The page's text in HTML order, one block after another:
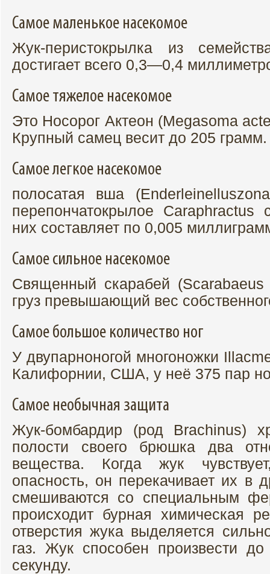
Самое маленькое насекомое
Жук-перистокрылка из
достигает всего 0,3—0,4
Самое тяжелое насекомое
Это Носорог Актеон (Megasoma
Крупный самец весит до 205 грамм.
Самое легкое насекомое
полосатая вша
перепончатокрылое
них составляет по 0,005
Самое сильное насекомое
Священный скарабей
груз превышающий вес
Самое большое количество ног
У двупарноногой многоножки
Калифорнии, США, у неё 375 пар
Самое необычная защита
Жук-бомбардир (род Brachinus)
полости своего брюшка два
вещества. Когда жук
опасность, он перекачивает их в
смешиваются со специальным
происходит бурная химическая
отверстия жука выделяется
газ. Жук способен произвести
секунду.